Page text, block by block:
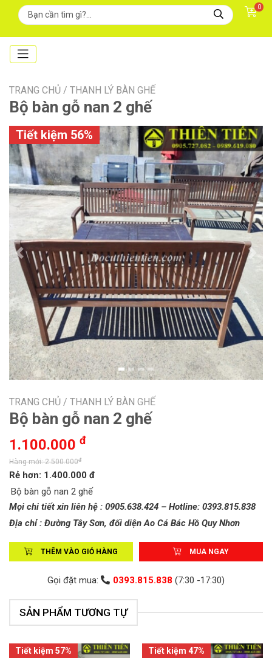
0
TRANG CHỦ / THANH LÝ BÀN GHẾ
Bộ bàn gỗ nan 2 ghế
Tiết kiệm 56%
Previous Next
TRANG CHỦ / THANH LÝ BÀN GHẾ
Bộ bàn gỗ nan 2 ghế
1.100.000 đ
Hàng mới: 2.500.000đ
Rẻ hơn: 1.400.000 đ
Bộ bàn gỗ nan 2 ghế
Mọi chi tiết xin liên hệ : 0905.638.424 – Hotline: 0393.815.838
Địa chỉ : Đường Tây Sơn, đối diện Ao Cá Bác Hồ Quy Nhơn
THÊM VÀO GIỎ HÀNG MUA NGAY
Gọi đặt mua: 0393.815.838 (7:30 -17:30)
SẢN PHẨM TƯƠNG TỰ
Tiết kiệm 57% Tiết kiệm 47%